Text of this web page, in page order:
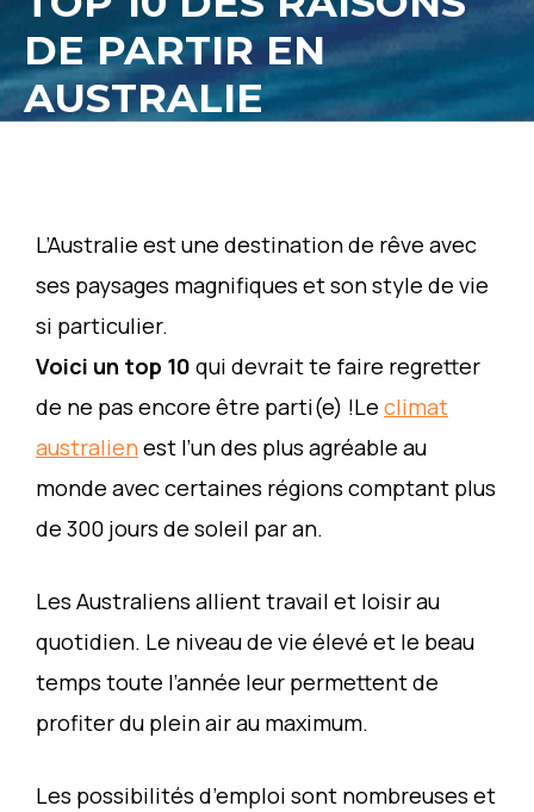
DE PARTIR EN
AUSTRALIE
L’Australie est une destination de rêve avec
ses paysages magnifiques et son style de vie
si particulier.
Voici un top 10 qui devrait te faire regretter
de ne pas encore être parti(e) !Le climat
australien est l’un des plus agréable au
monde avec certaines régions comptant plus
de 300 jours de soleil par an.
Les Australiens allient travail et loisir au
quotidien. Le niveau de vie élevé et le beau
temps toute l’année leur permettent de
profiter du plein air au maximum.
Les possibilités d’emploi sont nombreuses et